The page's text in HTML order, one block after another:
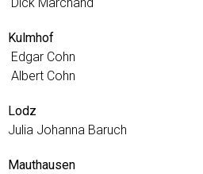
Kulmhof
Edgar Cohn
Albert Cohn
Lodz
Julia Johanna Baruch
Mauthausen